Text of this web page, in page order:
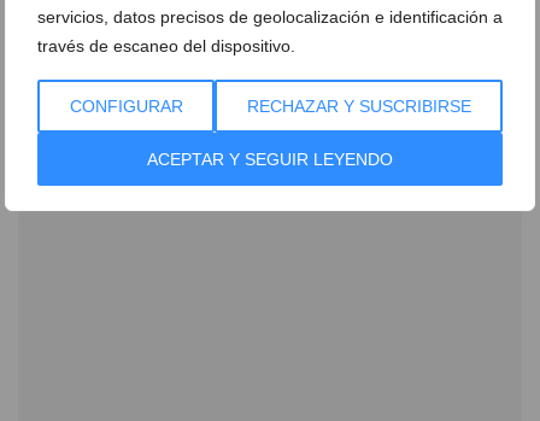
servicios, datos precisos de geolocalización e identificación a
través de escaneo del dispositivo.
CONFIGURAR RECHAZAR Y SUSCRIBIRSE
ACEPTAR Y SEGUIR LEYENDO